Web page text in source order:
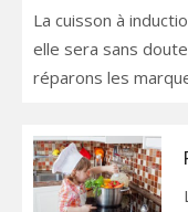
La cuisson à
elle sera sans
réparons les